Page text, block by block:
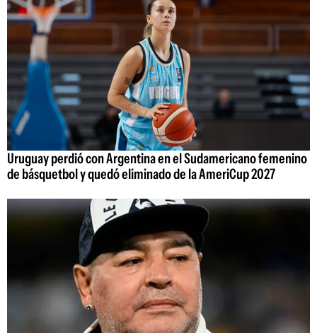
Uruguay perdió con Argentina en el Sudamericano femenino
de básquetbol y quedó eliminado de la AmeriCup 2027